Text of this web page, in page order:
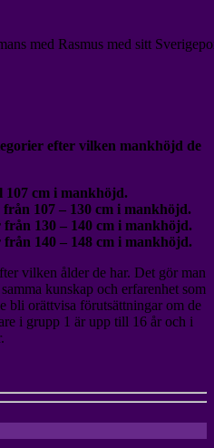
med Rasmus med sitt
efter vilken mankhöjd de
cm i mankhöjd.
107 – 130 cm i mankhöjd.
130 – 140 cm i mankhöjd.
140 – 148 cm i mankhöjd.
vilken ålder de har. Det gör man
kunskap och erfarenhet som
bli orättvisa förutsättningar om de
i grupp 1 är upp till 16 år och i